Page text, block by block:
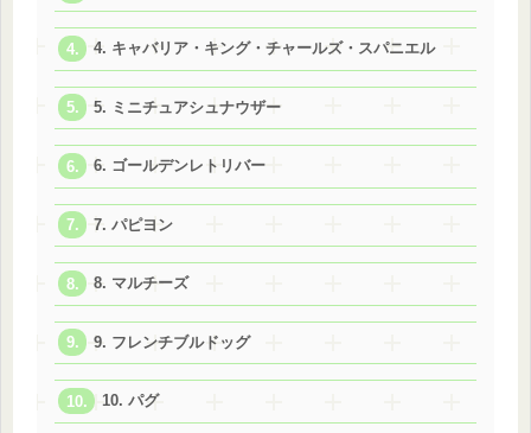
4. キャバリア・キング・チャールズ・スパニエル
5. ミニチュアシュナウザー
6. ゴールデンレトリバー
7. パピヨン
8. マルチーズ
9. フレンチブルドッグ
10. パグ